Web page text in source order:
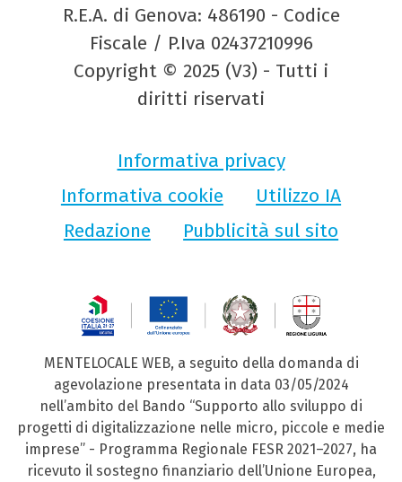
R.E.A. di Genova: 486190 - Codice
Fiscale / P.Iva 02437210996
Copyright © 2025 (V3) - Tutti i
diritti riservati
Informativa privacy
Informativa cookie
Utilizzo IA
Redazione
Pubblicità sul sito
MENTELOCALE WEB, a seguito della domanda di
agevolazione presentata in data 03/05/2024
nell’ambito del Bando “Supporto allo sviluppo di
progetti di digitalizzazione nelle micro, piccole e medie
imprese” - Programma Regionale FESR 2021–2027, ha
ricevuto il sostegno finanziario dell’Unione Europea,